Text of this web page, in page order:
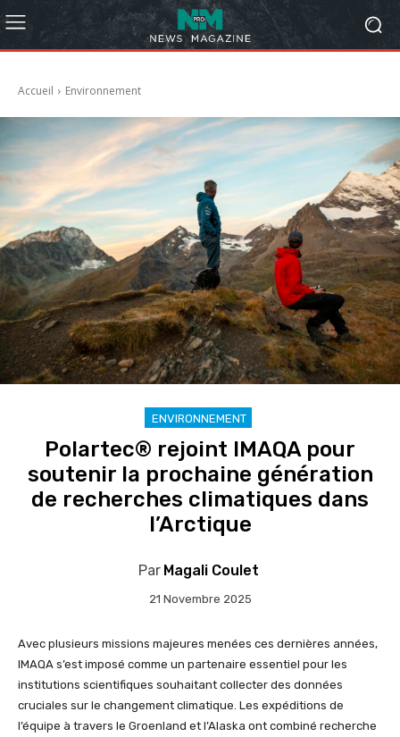
Accueil Environnement
ENVIRONNEMENT
Polartec® rejoint IMAQA pour
soutenir la prochaine génération
de recherches climatiques dans
l’Arctique
Par Magali Coulet
21 Novembre 2025
Avec plusieurs missions majeures menées ces dernières années,
IMAQA s’est imposé comme un partenaire essentiel pour les
institutions scientifiques souhaitant collecter des données
cruciales sur le changement climatique. Les expéditions de
l’équipe à travers le Groenland et l’Alaska ont combiné recherche